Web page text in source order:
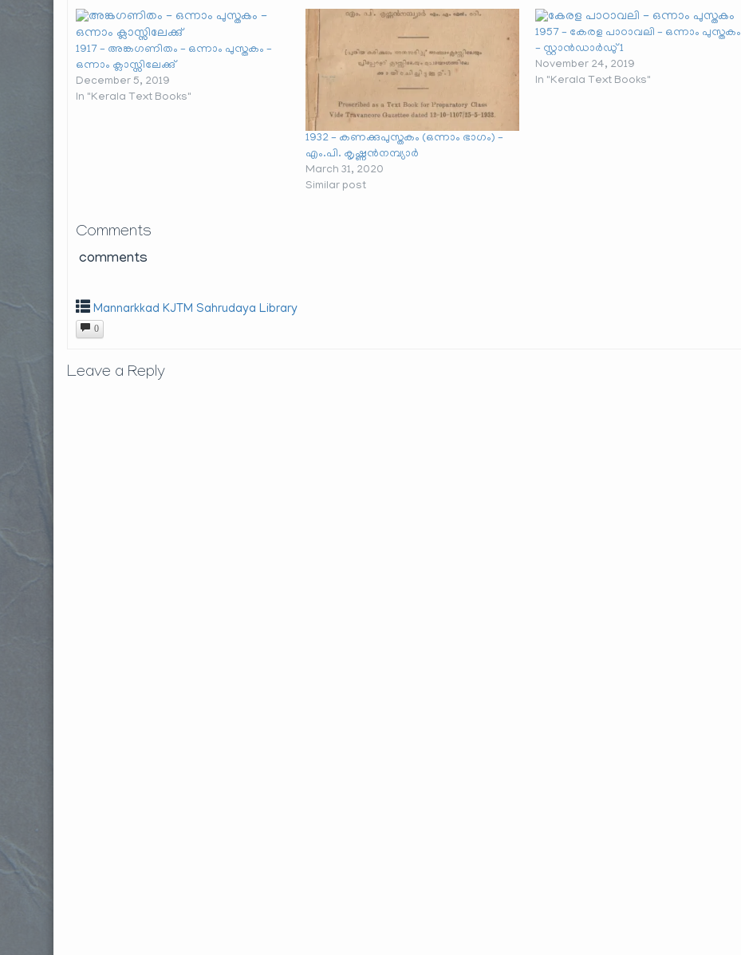
1917 – അങ്കഗണിതം – ഒന്നാം പുസ്തകം –
ഒന്നാം ക്ലാസ്സിലേക്കു്
December 5, 2019
In "Kerala Text Books"
1932 – കണക്കുപുസ്തകം (ഒന്നാം ഭാഗം) –
എം.പി. കൃഷ്ണൻനമ്പ്യാർ
March 31, 2020
Similar post
1957 – കേരള പാഠാവലി – ഒന്നാം പുസ്തകം
– സ്റ്റാൻഡാർഡു് 1
November 24, 2019
In "Kerala Text Books"
Comments
comments
Mannarkkad KJTM Sahrudaya Library
0
Leave a Reply